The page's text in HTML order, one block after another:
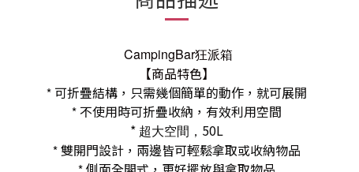
CampingBar狂派箱
【商品特色】
* 可折疊結構，只需幾個簡單的動作，就可展開
*不使用時可折疊收納，有效利用空間
* 超大空間， 50L
*雙開門設計，兩邊皆可輕鬆拿取或收納物品